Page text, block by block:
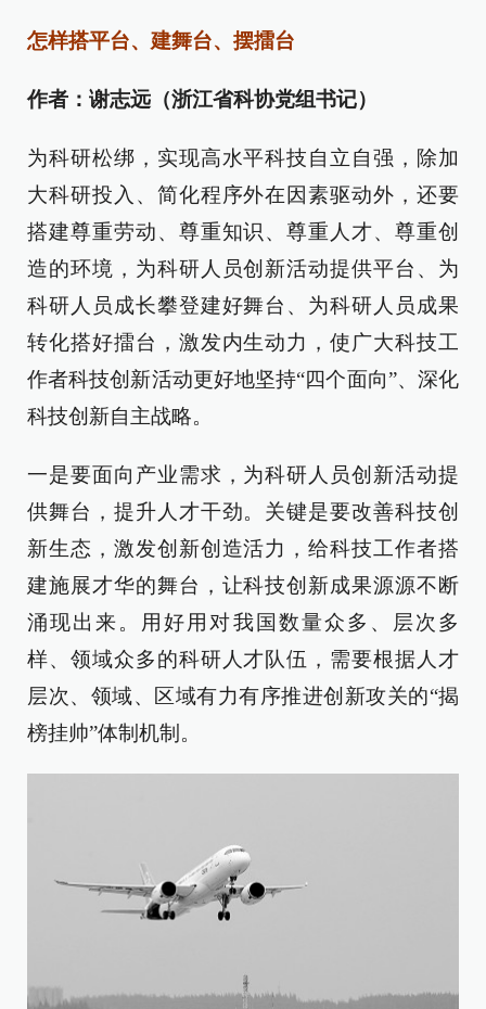
怎样搭平台、建舞台、摆擂台
作者：谢志远（浙江省科协党组书记）
为科研松绑，实现高水平科技自立自强，除加
大科研投入、简化程序外在因素驱动外，还要
搭建尊重劳动、尊重知识、尊重人才、尊重创
造的环境，为科研人员创新活动提供平台、为
科研人员成长攀登建好舞台、为科研人员成果
转化搭好擂台，激发内生动力，使广大科技工
作者科技创新活动更好地坚持“四个面向”、深化
科技创新自主战略。
一是要面向产业需求，为科研人员创新活动提
供舞台，提升人才干劲。关键是要改善科技创
新生态，激发创新创造活力，给科技工作者搭
建施展才华的舞台，让科技创新成果源源不断
涌现出来。用好用对我国数量众多、层次多
样、领域众多的科研人才队伍，需要根据人才
层次、领域、区域有力有序推进创新攻关的“揭
榜挂帅”体制机制。